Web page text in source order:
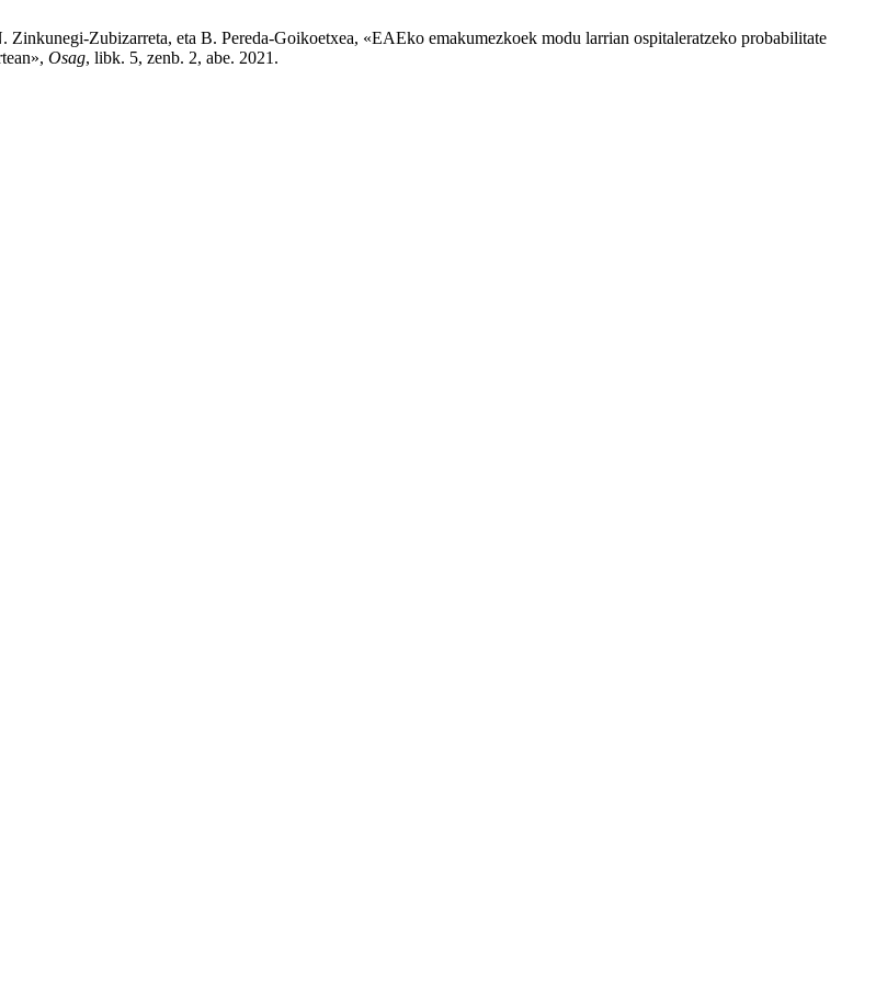
Zubizarreta, eta B. Pereda-Goikoetxea, «EAEko emakumezkoek modu larrian ospitaleratzeko probabilitate
Osag, libk. 5, zenb. 2, abe. 2021.